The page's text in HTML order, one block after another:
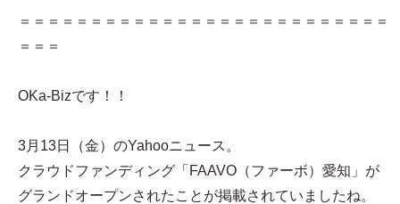
＝＝＝＝＝＝＝＝＝＝＝＝＝＝＝＝＝＝＝＝＝＝＝＝＝＝
＝＝＝
OKa-Bizです！！
3月13日（金）のYahooニュース。
クラウドファンディング「FAAVO（ファーボ）愛知」が
グランドオープンされたことが掲載されていましたね。